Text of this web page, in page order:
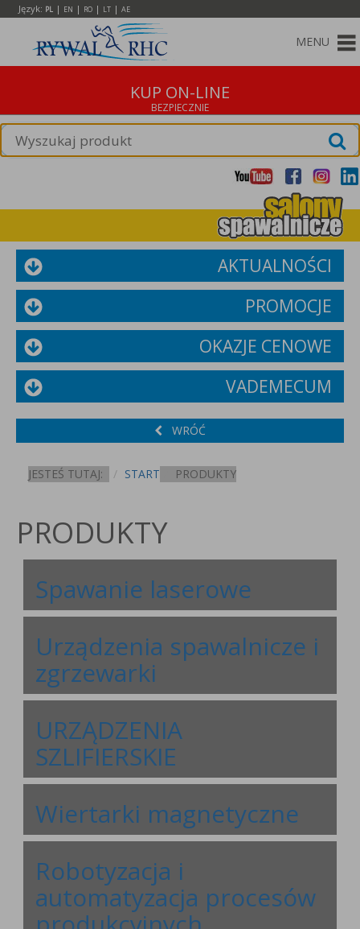
Język: PL | EN | RO | LT | AE
MENU
KUP ON-LINE
AKTUALNOŚCI
PROMOCJE
OKAZJE CENOWE
VADEMECUM
WRÓĆ
JESTEŚ TUTAJ: START PRODUKTY
PRODUKTY
Spawanie laserowe
Urządzenia spawalnicze i
zgrzewarki
URZĄDZENIA
SZLIFIERSKIE
Wiertarki magnetyczne
Robotyzacja i
automatyzacja procesów